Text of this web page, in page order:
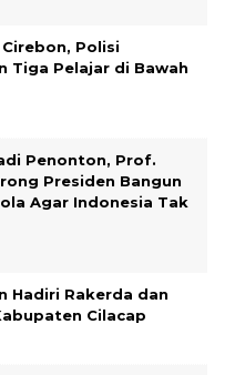
Polisi
Tiga Pelajar di Bawah
Penonton, Prof.
Presiden Bangun
Agar Indonesia Tak
Hadiri Rakerda dan
Cilacap